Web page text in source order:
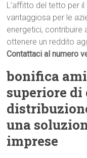
L’affitto del tetto per
vantaggiosa per le
energetici, contribuire
ottenere un reddito
Contattaci al numero
bonifica
superiore
una
imprese